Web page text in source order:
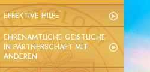
EFFEKTIVE HILFE
EHRENAMTLICHE GEISTLICHE
IN PARTNERSCHAFT MIT
ANDEREN